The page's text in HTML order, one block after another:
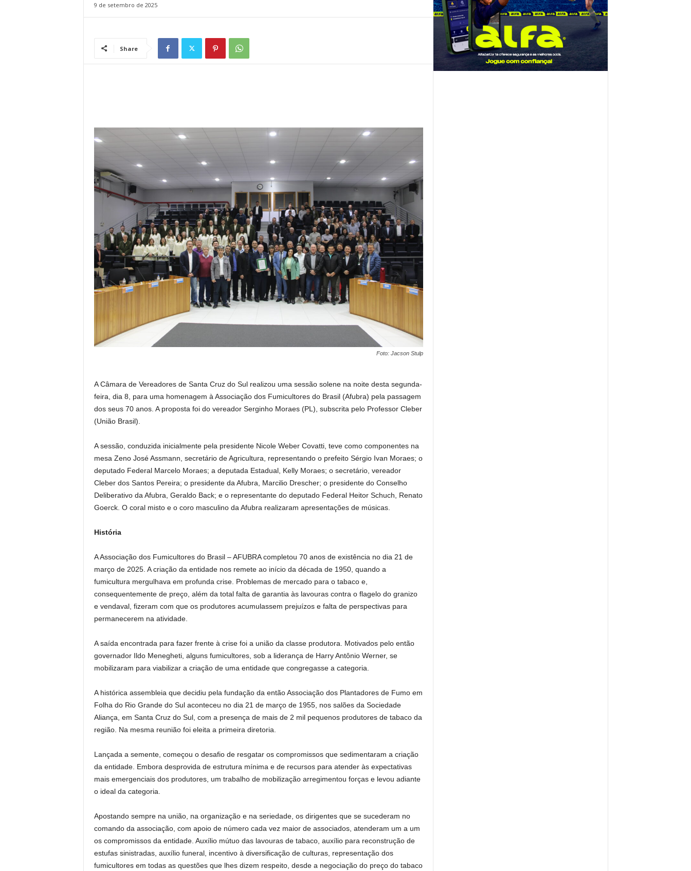
9 de setembro de 2025
Share
Foto: Jacson Stulp
A Câmara de Vereadores de Santa Cruz do Sul realizou uma sessão solene na noite desta segunda-
feira, dia 8, para uma homenagem à Associação dos Fumicultores do Brasil (Afubra) pela passagem
dos seus 70 anos. A proposta foi do vereador Serginho Moraes (PL), subscrita pelo Professor Cleber
(União Brasil).
A sessão, conduzida inicialmente pela presidente Nicole Weber Covatti, teve como componentes na
mesa Zeno José Assmann, secretário de Agricultura, representando o prefeito Sérgio Ivan Moraes; o
deputado Federal Marcelo Moraes; a deputada Estadual, Kelly Moraes; o secretário, vereador
Cleber dos Santos Pereira; o presidente da Afubra, Marcilio Drescher; o presidente do Conselho
Deliberativo da Afubra, Geraldo Back; e o representante do deputado Federal Heitor Schuch, Renato
Goerck. O coral misto e o coro masculino da Afubra realizaram apresentações de músicas.
História
A Associação dos Fumicultores do Brasil – AFUBRA completou 70 anos de existência no dia 21 de
março de 2025. A criação da entidade nos remete ao início da década de 1950, quando a
fumicultura mergulhava em profunda crise. Problemas de mercado para o tabaco e,
consequentemente de preço, além da total falta de garantia às lavouras contra o flagelo do granizo
e vendaval, fizeram com que os produtores acumulassem prejuízos e falta de perspectivas para
permanecerem na atividade.
A saída encontrada para fazer frente à crise foi a união da classe produtora. Motivados pelo então
governador Ildo Menegheti, alguns fumicultores, sob a liderança de Harry Antônio Werner, se
mobilizaram para viabilizar a criação de uma entidade que congregasse a categoria.
A histórica assembleia que decidiu pela fundação da então Associação dos Plantadores de Fumo em
Folha do Rio Grande do Sul aconteceu no dia 21 de março de 1955, nos salões da Sociedade
Aliança, em Santa Cruz do Sul, com a presença de mais de 2 mil pequenos produtores de tabaco da
região. Na mesma reunião foi eleita a primeira diretoria.
Lançada a semente, começou o desafio de resgatar os compromissos que sedimentaram a criação
da entidade. Embora desprovida de estrutura mínima e de recursos para atender às expectativas
mais emergenciais dos produtores, um trabalho de mobilização arregimentou forças e levou adiante
o ideal da categoria.
Apostando sempre na união, na organização e na seriedade, os dirigentes que se sucederam no
comando da associação, com apoio de número cada vez maior de associados, atenderam um a um
os compromissos da entidade. Auxílio mútuo das lavouras de tabaco, auxílio para reconstrução de
estufas sinistradas, auxílio funeral, incentivo à diversificação de culturas, representação dos
fumicultores em todas as questões que lhes dizem respeito, desde a negociação do preço do tabaco